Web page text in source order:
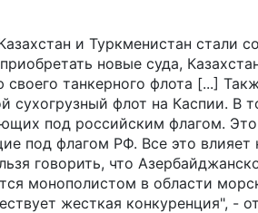
и Туркменистан стали
новые суда,
танкерного флота [...]
сухогрузный флот на Каспии. В
под российским флагом.
под флагом РФ. Все это влияет
говорить, что
монополистом в области
жесткая конкуренция", -